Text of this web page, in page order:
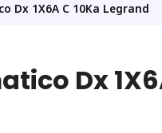
1X6A C 10Ka Legrand
Dx